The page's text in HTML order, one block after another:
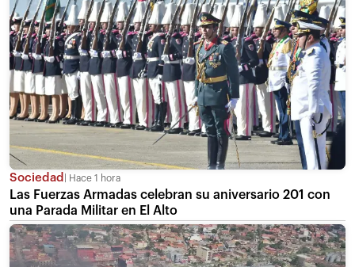
Sociedad Hace 1 hora
Las Fuerzas Armadas celebran su aniversario 201 con
una Parada Militar en El Alto